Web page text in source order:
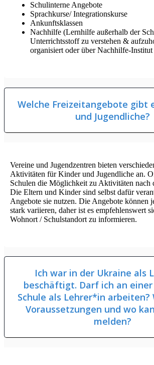
Schulinterne Angebote
Sprachkurse/ Integrationskurse
Ankunftsklassen
Nachhilfe (Lernhilfe außerhalb der
Unterrichtsstoff zu verstehen &
organisiert oder über Nachhilfe-Institut
Welche Freizeitangebote gibt
und Jugendliche?
Vereine und Jugendzentren bieten
Aktivitäten für Kinder und Jugendliche an.
Schulen die Möglichkeit zu Aktivitäten nach
Die Eltern und Kinder sind selbst dafür
Angebote sie nutzen. Die Angebote können
stark variieren, daher ist es empfehlenswert
Wohnort / Schulstandort zu informieren.
Ich war in der Ukraine als
beschäftigt. Darf ich an
Schule als Lehrer*in arbeiten?
Voraussetzungen und wo
melden?